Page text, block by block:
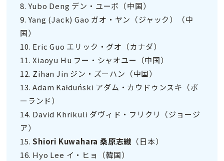
8. Yubo Deng デン・ユーボ（中国）
9. Yang (Jack) Gao ガオ・ヤン（ジャック）（中
国）
10. Eric Guo エリック・グオ（カナダ）
11. Xiaoyu Hu フー・シャオユー（中国）
12. Zihan Jin ジン・ズーハン（中国）
13. Adam Kałduński アダム・カウドゥンスキ（ポ
ーランド）
14. David Khrikuli ダヴィド・フリクリ（ジョージ
ア）
15.Shiori Kuwahara 桑原志織 （日本）
16. Hyo Lee イ・ヒョ（韓国）